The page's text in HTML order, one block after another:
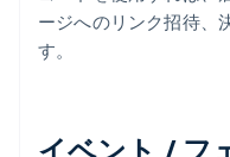
ージへのリンク招待、
す。